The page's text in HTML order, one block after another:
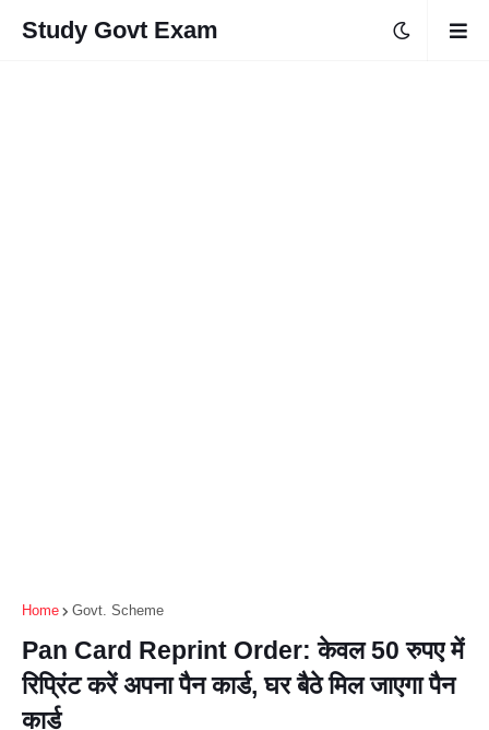
Study Govt Exam
Home Govt. Scheme
Pan Card Reprint Order: केवल 50 रुपए में
रिप्रिंट करें अपना पैन कार्ड, घर बैठे मिल जाएगा पैन
कार्ड